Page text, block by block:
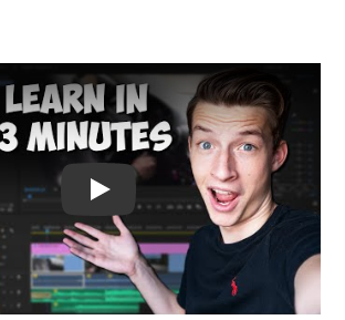
Play: Keynote (Google I/O '18)